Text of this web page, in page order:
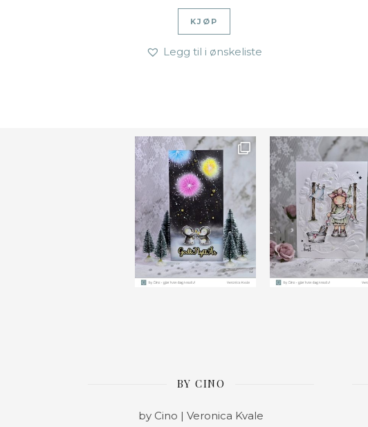
KJØP
Legg til i ønskeliste
Ønsk
BY CINO
by Cino | Veronica Kvale